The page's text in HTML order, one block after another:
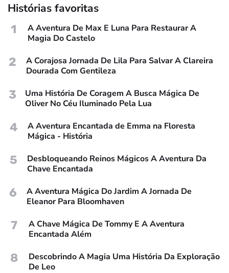
Histórias favoritas
1
A Aventura De Max E Luna Para Restaurar A
Magia Do Castelo
2
A Corajosa Jornada De Lila Para Salvar A Clareira
Dourada Com Gentileza
3
Uma História De Coragem A Busca Mágica De
Oliver No Céu Iluminado Pela Lua
4
A Aventura Encantada de Emma na Floresta
Mágica - História
5
Desbloqueando Reinos Mágicos A Aventura Da
Chave Encantada
6
A Aventura Mágica Do Jardim A Jornada De
Eleanor Para Bloomhaven
7
A Chave Mágica De Tommy E A Aventura
Encantada Além
8
Descobrindo A Magia Uma História Da Exploração
De Leo